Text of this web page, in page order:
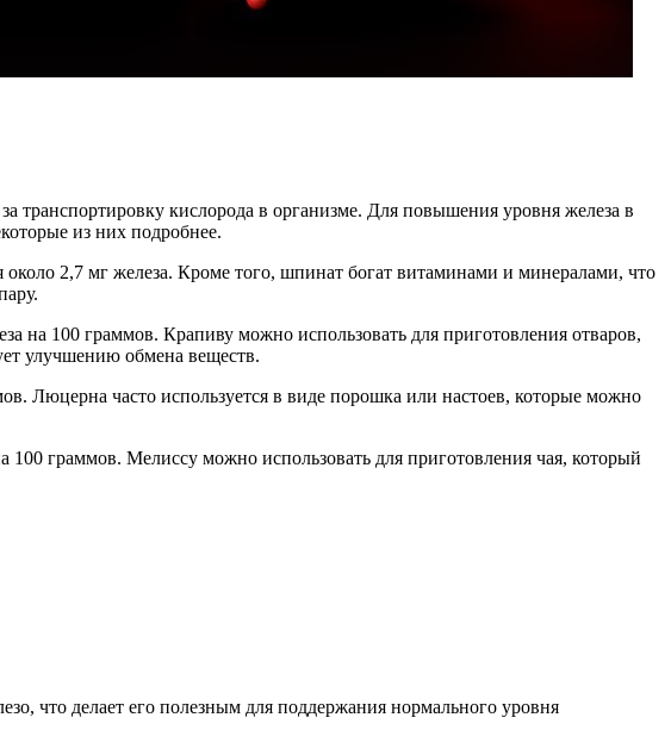
кислорода в организме. Для повышения уровня железа в
из них подробнее.
2,7 мг железа. Кроме того, шпинат богат витаминами и минералами, что
на 100 граммов. Крапиву можно использовать для приготовления отваров,
улучшению обмена веществ.
Люцерна часто используется в виде порошка или настоев, которые можно
100 граммов. Мелиссу можно использовать для приготовления чая, который
что делает его полезным для поддержания нормального уровня